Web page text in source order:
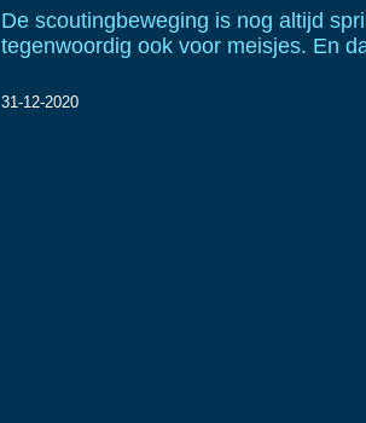
De scoutingbeweging is nog altijd
tegenwoordig ook voor meisjes. En
31-12-2020